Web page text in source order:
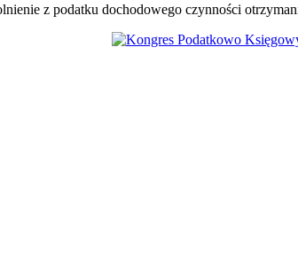
z podatku dochodowego czynności
- otwiera się w nowym oknie